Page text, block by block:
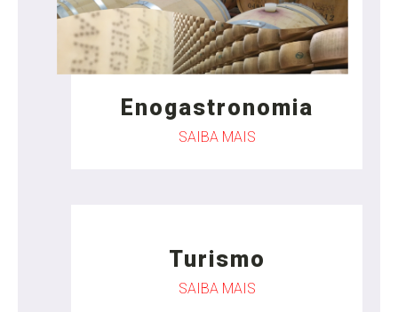
Enogastronomia
SAIBA MAIS
Turismo
SAIBA MAIS